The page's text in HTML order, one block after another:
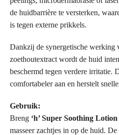
de huidbarrière te versterken,
is tegen externe prikkels.
Dankzij de synergetische werking
zoethoutextract wordt de huid
beschermd tegen verdere irritatie.
comfortabeler aan en herstelt
Gebruik:
Breng ‘h’ Super Soothing Lotion
masseer zachtjes in op de huid.